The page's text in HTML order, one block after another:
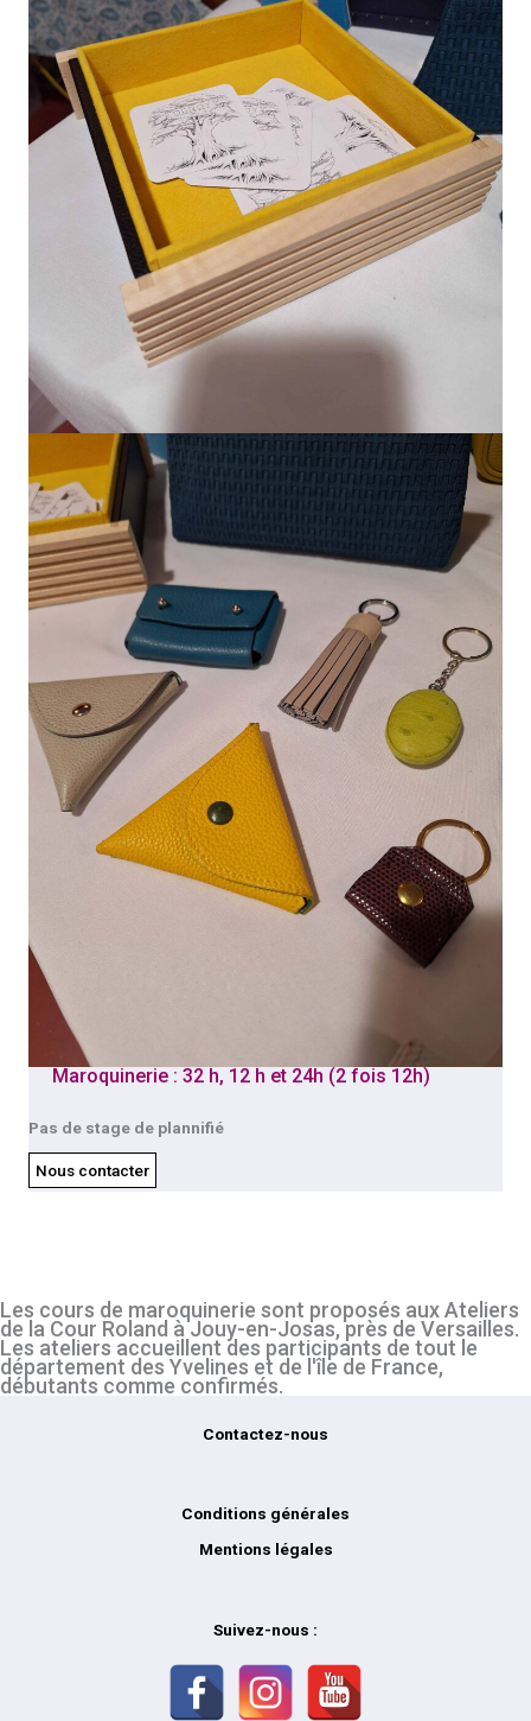
Maroquinerie : 32 h, 12 h et 24h (2 fois 12h)
Pas de stage de plannifié
Nous contacter
Les ateliers accueillent des participants de tout le
département des Yvelines et de l'île de France,
débutants comme confirmés.
Contactez-nous
Mentions légales